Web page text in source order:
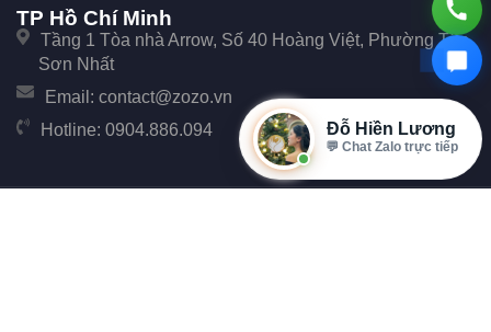
TP Hồ Chí Minh
Tầng 1 Tòa nhà Arrow, Số 40 Hoàng Việt, Phường Tân
Sơn Nhất
Email: contact@zozo.vn
Hotline: 0904.886.094 Đỗ Hiền Lương
💬 Chat Zalo trực tiếp